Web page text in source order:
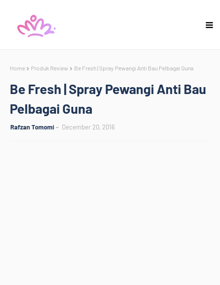
Home Produk Review Be Fresh | Spray Pewangi Anti Bau Pelbagai Guna
Be Fresh | Spray Pewangi Anti Bau
Pelbagai Guna
Rafzan Tomomi December 20, 2016